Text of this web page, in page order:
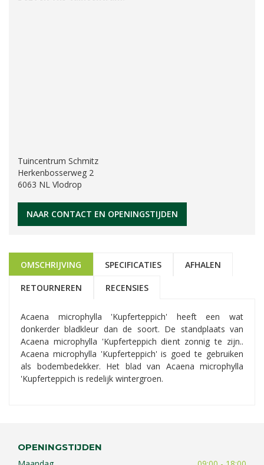
Tuincentrum Schmitz
Herkenbosserweg 2
6063 NL Vlodrop
NAAR CONTACT EN OPENINGSTIJDEN
OMSCHRIJVING SPECIFICATIES AFHALEN
RETOURNEREN RECENSIES
Acaena microphylla 'Kupferteppich' heeft een wat
donkerder bladkleur dan de soort. De standplaats van
Acaena microphylla 'Kupferteppich dient zonnig te zijn..
Acaena microphylla 'Kupferteppich' is goed te gebruiken
als bodembedekker. Het blad van Acaena microphylla
'Kupferteppich is redelijk wintergroen.
OPENINGSTIJDEN